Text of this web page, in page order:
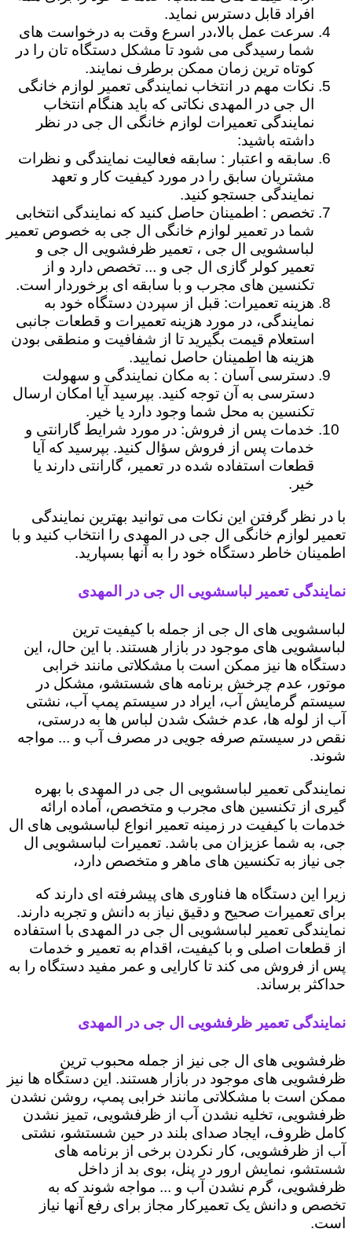
افراد قابل دسترس نماید.
سرعت عمل بالا،در اسرع وقت به درخواست های
شما رسیدگی می شود تا مشکل دستگاه تان را در
کوتاه ترین زمان ممکن برطرف نمایند.
نکات مهم در انتخاب نمایندگی تعمیر لوازم خانگی
ال جی در المهدی نکاتی که باید هنگام انتخاب
نمایندگی تعمیرات لوازم خانگی ال جی در نظر
داشته باشید:
سابقه و اعتبار : سابقه فعالیت نمایندگی و نظرات
مشتریان سابق را در مورد کیفیت کار و تعهد
نمایندگی جستجو کنید.
تخصص : اطمینان حاصل کنید که نمایندگی انتخابی
شما در تعمیر لوازم خانگی ال جی به خصوص تعمیر
لباسشویی ال جی ، تعمیر ظرفشویی ال جی و
تعمیر کولر گازی ال جی و ... تخصص دارد و از
تکنسین های مجرب و با سابقه ای برخوردار است.
هزینه تعمیرات: قبل از سپردن دستگاه خود به
نمایندگی، در مورد هزینه تعمیرات و قطعات جانبی
استعلام قیمت بگیرید تا از شفافیت و منطقی بودن
هزینه ها اطمینان حاصل نمایید.
دسترسی آسان : به مکان نمایندگی و سهولت
دسترسی به آن توجه کنید. بپرسید آیا امکان ارسال
تکنسین به محل شما وجود دارد یا خیر.
خدمات پس از فروش: در مورد شرایط گارانتی و
خدمات پس از فروش سؤال کنید. بپرسید که آیا
قطعات استفاده شده در تعمیر، گارانتی دارند یا
خیر.
با در نظر گرفتن این نکات می توانید بهترین نمایندگی
تعمیر لوازم خانگی ال جی در المهدی را انتخاب کنید و با
اطمینان خاطر دستگاه خود را به آنها بسپارید.
نمایندگی تعمیر لباسشویی ال جی در المهدی
لباسشویی های ال جی از جمله با کیفیت ترین
لباسشویی های موجود در بازار هستند. با این حال، این
دستگاه ها نیز ممکن است با مشکلاتی مانند خرابی
موتور، عدم چرخش برنامه های شستشو، مشکل در
سیستم گرمایش آب، ایراد در سیستم پمپ آب، نشتی
آب از لوله ها، عدم خشک شدن لباس ها به درستی،
نقص در سیستم صرفه جویی در مصرف آب و ... مواجه
شوند.
نمایندگی تعمیر لباسشویی ال جی در المهدی با بهره
گیری از تکنسین های مجرب و متخصص، آماده ارائه
خدمات با کیفیت در زمینه تعمیر انواع لباسشویی های ال
جی، به شما عزیزان می باشد. تعمیرات لباسشویی ال
جی نیاز به تکنسین های ماهر و متخصص دارد،
زیرا این دستگاه ها فناوری های پیشرفته ای دارند که
برای تعمیرات صحیح و دقیق نیاز به دانش و تجربه دارند.
نمایندگی تعمیر لباسشویی ال جی در المهدی با استفاده
از قطعات اصلی و با کیفیت، اقدام به تعمیر و خدمات
پس از فروش می کند تا کارایی و عمر مفید دستگاه را به
حداکثر برساند.
نمایندگی تعمیر ظرفشویی ال جی در المهدی
ظرفشویی های ال جی نیز از جمله محبوب ترین
ظرفشویی های موجود در بازار هستند. این دستگاه ها نیز
ممکن است با مشکلاتی مانند خرابی پمپ، روشن نشدن
ظرفشویی، تخلیه نشدن آب از ظرفشویی، تمیز نشدن
کامل ظروف، ایجاد صدای بلند در حین شستشو، نشتی
آب از ظرفشویی، کار نکردن برخی از برنامه های
شستشو، نمایش ارور در پنل، بوی بد از داخل
ظرفشویی، گرم نشدن آب و ... مواجه شوند که به
تخصص و دانش یک تعمیرکار مجاز برای رفع آنها نیاز
است.